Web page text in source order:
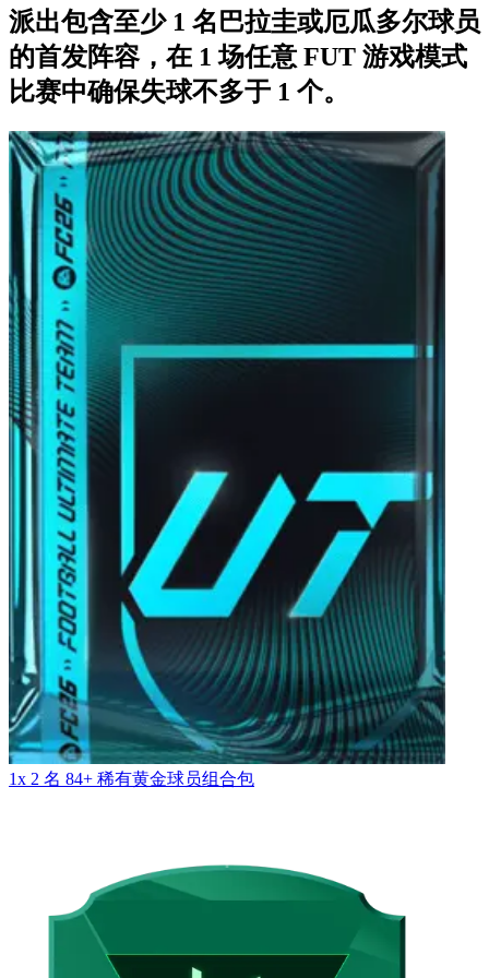
派出包含至少 1 名巴拉圭或厄瓜多尔球员
的首发阵容，在 1 场任意 FUT 游戏模式
比赛中确保失球不多于 1 个。
1x 2 名 84+ 稀有黄金球员组合包